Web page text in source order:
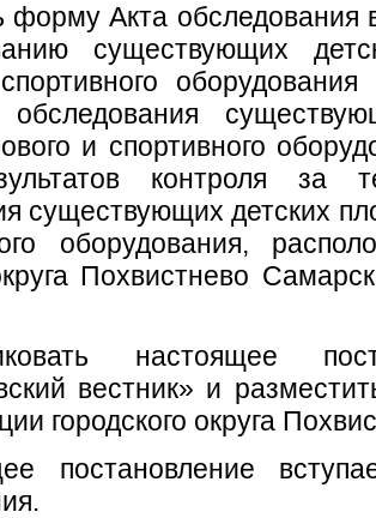
форму Акта обследования
существующих
обследования
и спортивного
контроля за
существующих детских
оборудования,
Похвистнево
настоящее
вестник» и
городского округа
постановление